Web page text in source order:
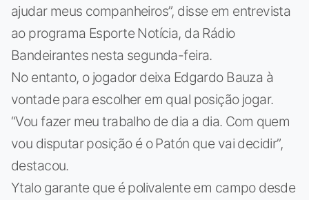
ajudar meus companheiros”, disse em entrevista
ao programa Esporte Notícia, da Rádio
Bandeirantes nesta segunda-feira.
No entanto, o jogador deixa Edgardo Bauza à
vontade para escolher em qual posição jogar.
“Vou fazer meu trabalho de dia a dia. Com quem
vou disputar posição é o Patón que vai decidir”,
destacou.
Ytalo garante que é polivalente em campo desde